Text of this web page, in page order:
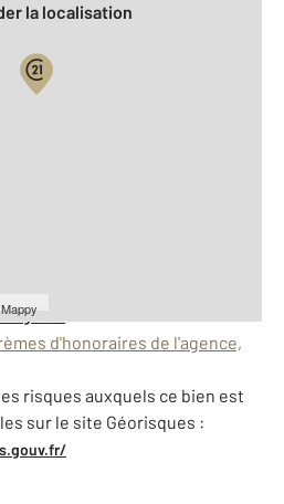
Mappy
la localisation
d'honoraires de l'agence,
risques auxquels ce bien est
sur le site Géorisques :